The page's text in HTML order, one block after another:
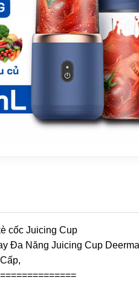
cốc Juicing Cup
Đa Năng Juicing Cup